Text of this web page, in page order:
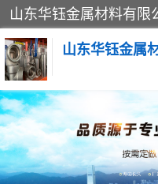
山东华钰金属
不锈钢管
管件标准件